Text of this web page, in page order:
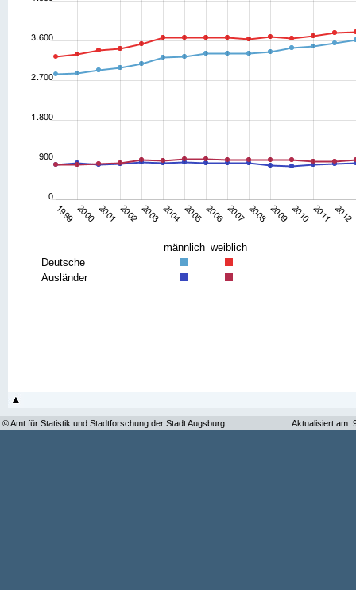
männlich weiblich
Deutsche
Ausländer
© Amt für Statistik und Stadtforschung der Stadt Augsburg Aktualisiert am: